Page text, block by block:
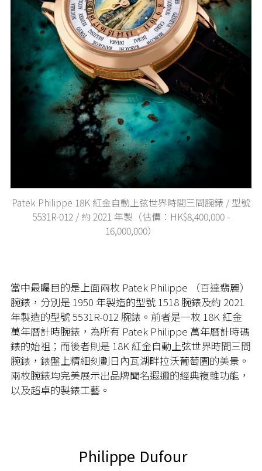
Patek Philippe 18K 紅金自動上弦世界時間三問腕錶 / 型號
5531R-012 / 約 2021 年製（估價：HK$8,400,000 -
16,000,000）
當中最矚目的是上面兩枚 Patek Philippe （百達翡麗）
腕錶，分別是 1950 年製造的型號 1518 腕錶及約 2021
年製造的型號 5531R-012 腕錶。前者是一枚 18K 紅金
萬年曆計時腕錶，為所有 Patek Philippe 萬年曆計時碼
錶的始祖；而後者則是 18K 紅金自動上弦世界時間三問
腕錶，錶盤上精細刻劃日內瓦湖畔拉沃葡萄園的美景。
兩枚腕錶均完美展示出品牌聞名遐邇的經典複雜功能，
以及超卓的製錶工藝。
Philippe Dufour